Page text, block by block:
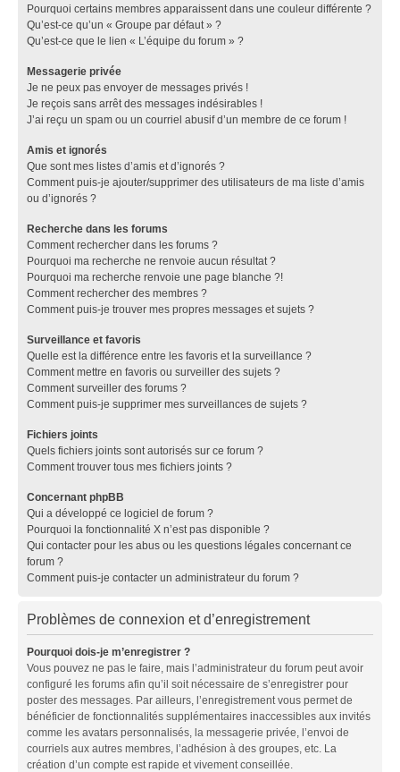
Pourquoi certains membres apparaissent dans une couleur différente ?
Qu’est-ce qu’un « Groupe par défaut » ?
Qu’est-ce que le lien « L’équipe du forum » ?
Messagerie privée
Je ne peux pas envoyer de messages privés !
Je reçois sans arrêt des messages indésirables !
J’ai reçu un spam ou un courriel abusif d’un membre de ce forum !
Amis et ignorés
Que sont mes listes d’amis et d’ignorés ?
Comment puis-je ajouter/supprimer des utilisateurs de ma liste d’amis
ou d’ignorés ?
Recherche dans les forums
Comment rechercher dans les forums ?
Pourquoi ma recherche ne renvoie aucun résultat ?
Pourquoi ma recherche renvoie une page blanche ?!
Comment rechercher des membres ?
Comment puis-je trouver mes propres messages et sujets ?
Surveillance et favoris
Quelle est la différence entre les favoris et la surveillance ?
Comment mettre en favoris ou surveiller des sujets ?
Comment surveiller des forums ?
Comment puis-je supprimer mes surveillances de sujets ?
Fichiers joints
Quels fichiers joints sont autorisés sur ce forum ?
Comment trouver tous mes fichiers joints ?
Concernant phpBB
Qui a développé ce logiciel de forum ?
Pourquoi la fonctionnalité X n’est pas disponible ?
Qui contacter pour les abus ou les questions légales concernant ce
forum ?
Comment puis-je contacter un administrateur du forum ?
Problèmes de connexion et d’enregistrement
Pourquoi dois-je m’enregistrer ?
Vous pouvez ne pas le faire, mais l’administrateur du forum peut avoir
configuré les forums afin qu’il soit nécessaire de s’enregistrer pour
poster des messages. Par ailleurs, l’enregistrement vous permet de
bénéficier de fonctionnalités supplémentaires inaccessibles aux invités
comme les avatars personnalisés, la messagerie privée, l’envoi de
courriels aux autres membres, l’adhésion à des groupes, etc. La
création d’un compte est rapide et vivement conseillée.